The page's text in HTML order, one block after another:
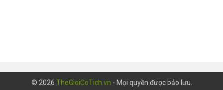
© 2026 TheGioiCoTich.vn - Mọi quyền được bảo lưu.